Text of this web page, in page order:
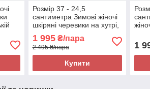
Розмір 37 - 24,5
сантиметра Зимові жіночі
шкіряні черевики на хутрі,
Restime 24380
1 995₴/пара
2 495 ₴/пара
Купити
1